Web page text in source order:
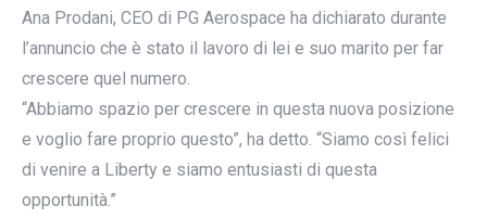
Ana Prodani, CEO di PG Aerospace ha dichiarato durante
l’annuncio che è stato il lavoro di lei e suo marito per far
crescere quel numero.
“Abbiamo spazio per crescere in questa nuova posizione
e voglio fare proprio questo”, ha detto. “Siamo così felici
di venire a Liberty e siamo entusiasti di questa
opportunità.”